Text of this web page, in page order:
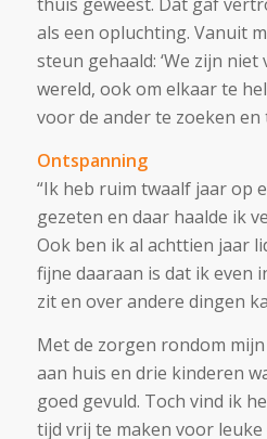
als een opluchting. Vanuit
steun gehaald: ‘We zijn
wereld, ook om elkaar te
voor de ander te zoeken en
Ontspanning
“Ik heb ruim twaalf jaar op
gezeten en daar haalde ik
Ook ben ik al achttien jaar
fijne daaraan is dat ik even
zit en over andere dingen
Met de zorgen rondom
aan huis en drie kinderen
goed gevuld. Toch vind ik
tijd vrij te maken voor leuke